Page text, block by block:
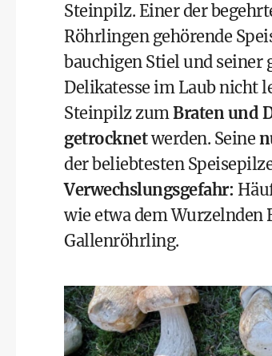
Steinpilz. Einer der
Röhrlingen gehörende
bauchigen Stiel und
Delikatesse im Laub nicht
Steinpilz zumBraten und
getrocknetwerden. Seine
der beliebtesten
Verwechslungsgefahr:
wie etwa dem
Gallenröhrling.